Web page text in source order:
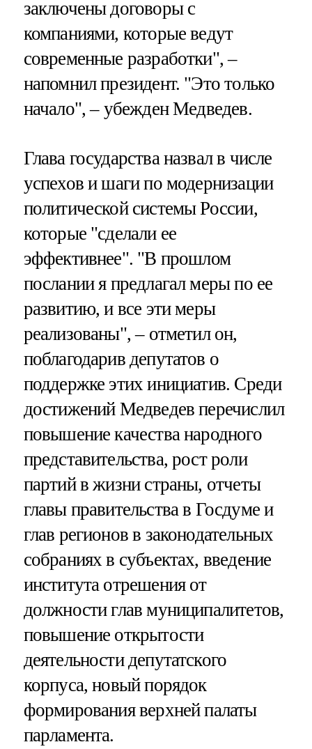
заключены договоры с
компаниями, которые ведут
современные разработки", –
напомнил президент. "Это только
начало", – убежден Медведев.
Глава государства назвал в числе
успехов и шаги по модернизации
политической системы России,
которые "сделали ее
эффективнее". "В прошлом
послании я предлагал меры по ее
развитию, и все эти меры
реализованы", – отметил он,
поблагодарив депутатов о
поддержке этих инициатив. Среди
достижений Медведев перечислил
повышение качества народного
представительства, рост роли
партий в жизни страны, отчеты
главы правительства в Госдуме и
глав регионов в законодательных
собраниях в субъектах, введение
института отрешения от
должности глав муниципалитетов,
повышение открытости
деятельности депутатского
корпуса, новый порядок
формирования верхней палаты
парламента.